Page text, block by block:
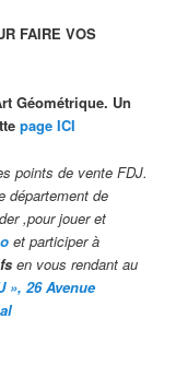
FAIRE VOS
Géométrique. Un
page ICI
points de vente FDJ.
département de
,pour jouer et
et participer à
en vous rendant au
», 26 Avenue